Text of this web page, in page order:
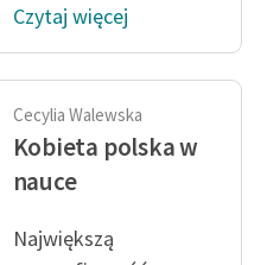
Czytaj więcej
Cecylia Walewska
Kobieta polska w
nauce
Największą